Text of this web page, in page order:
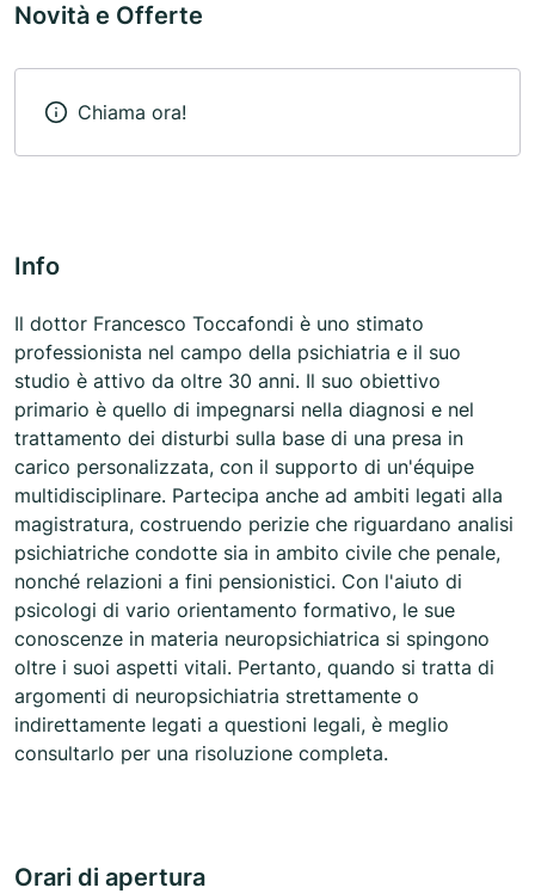
Novità e Offerte
Chiama ora!
Info
Il dottor Francesco Toccafondi è uno stimato
professionista nel campo della psichiatria e il suo
studio è attivo da oltre 30 anni. Il suo obiettivo
primario è quello di impegnarsi nella diagnosi e nel
trattamento dei disturbi sulla base di una presa in
carico personalizzata, con il supporto di un'équipe
multidisciplinare. Partecipa anche ad ambiti legati alla
magistratura, costruendo perizie che riguardano analisi
psichiatriche condotte sia in ambito civile che penale,
nonché relazioni a fini pensionistici. Con l'aiuto di
psicologi di vario orientamento formativo, le sue
conoscenze in materia neuropsichiatrica si spingono
oltre i suoi aspetti vitali. Pertanto, quando si tratta di
argomenti di neuropsichiatria strettamente o
indirettamente legati a questioni legali, è meglio
consultarlo per una risoluzione completa.
Orari di apertura